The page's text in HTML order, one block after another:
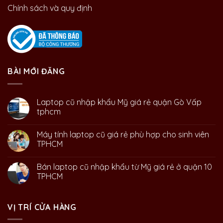
Chính sách và quy định
BÀI MỚI ĐĂNG
Laptop cũ nhập khẩu Mỹ giá rẻ quận Gò Vấp
tphcm
Máy tính laptop cũ giá rẻ phù hợp cho sinh viên
TPHCM
Bán laptop cũ nhập khẩu từ Mỹ giá rẻ ở quận 10
TPHCM
VỊ TRÍ CỬA HÀNG